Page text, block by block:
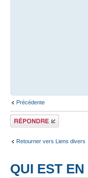
Précédente
Répondre
Retourner vers Liens divers
QUI EST